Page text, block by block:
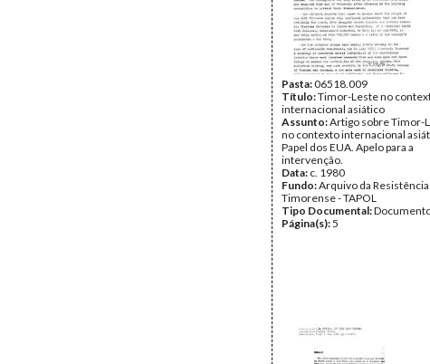
Pasta:06518.009
Título:Timor-Leste no
internacional asiático
Assunto:Artigo sobre Timor-
no contexto internacional
Papel dos EUA. Apelo para a
intervenção.
Data: c. 1980
Fundo:Arquivo da Resistência
Timorense - TAPOL
Tipo Documental:
Página(s):5